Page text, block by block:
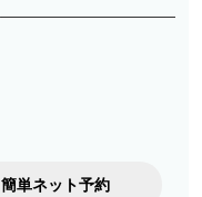
簡単ネット予約